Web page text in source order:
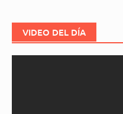
VIDEO DEL DÍA